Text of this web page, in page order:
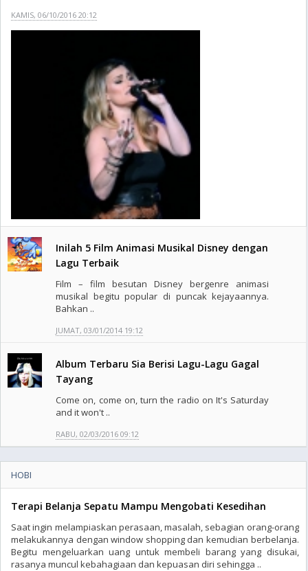
KAMIS, 06/10/2016 20:12
Inilah 5 Film Animasi Musikal Disney dengan
Lagu Terbaik
Film – film besutan Disney bergenre animasi
musikal begitu popular di puncak kejayaannya.
Bahkan ..
JUMAT, 03/01/2014 19:12
Album Terbaru Sia Berisi Lagu-Lagu Gagal
Tayang
Come on, come on, turn the radio on It's Saturday
and it won't ..
RABU, 02/03/2016 09:12
HOBI
Terapi Belanja Sepatu Mampu Mengobati Kesedihan
Saat ingin melampiaskan perasaan, masalah, sebagian orang-orang
melakukannya dengan window shopping dan kemudian berbelanja.
Begitu mengeluarkan uang untuk membeli barang yang disukai,
rasanya muncul kebahagiaan dan kepuasan diri sehingga ..